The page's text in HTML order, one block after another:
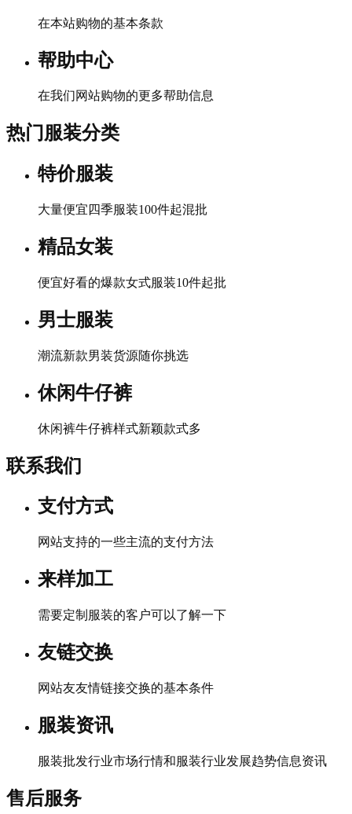
在本站购物的基本条款
帮助中心
在我们网站购物的更多帮助信息
热门服装分类
特价服装
大量便宜四季服装100件起混批
精品女装
便宜好看的爆款女式服装10件起批
男士服装
潮流新款男装货源随你挑选
休闲牛仔裤
休闲裤牛仔裤样式新颖款式多
联系我们
支付方式
网站支持的一些主流的支付方法
来样加工
需要定制服装的客户可以了解一下
友链交换
网站友友情链接交换的基本条件
服装资讯
服装批发行业市场行情和服装行业发展趋势信息资讯
售后服务